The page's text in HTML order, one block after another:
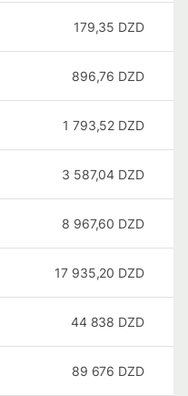
179,35 DZD
896,76 DZD
1 793,52 DZD
3 587,04 DZD
8 967,60 DZD
17 935,20 DZD
44 838 DZD
89 676 DZD